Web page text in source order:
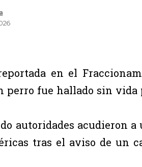
en el
perro fue hallado sin vida
autoridades acudieron
tras el aviso de un